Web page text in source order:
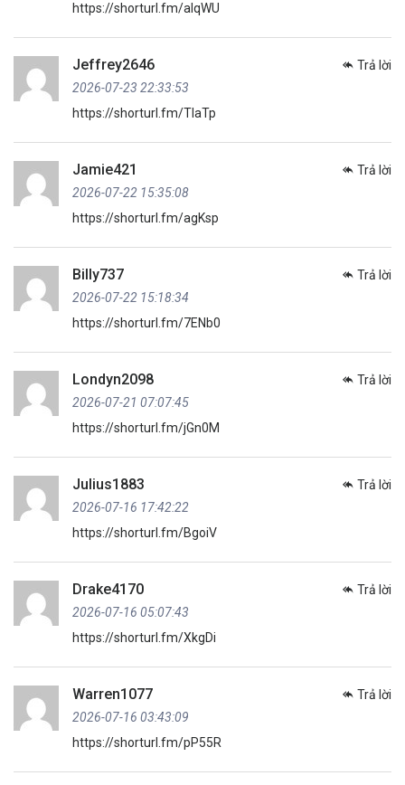
https://shorturl.fm/aIqWU
Jeffrey2646
2026-07-23 22:33:53
Trả lời
https://shorturl.fm/TlaTp
Jamie421
2026-07-22 15:35:08
Trả lời
https://shorturl.fm/agKsp
Billy737
2026-07-22 15:18:34
Trả lời
https://shorturl.fm/7ENb0
Londyn2098
2026-07-21 07:07:45
Trả lời
https://shorturl.fm/jGn0M
Julius1883
2026-07-16 17:42:22
Trả lời
https://shorturl.fm/BgoiV
Drake4170
2026-07-16 05:07:43
Trả lời
https://shorturl.fm/XkgDi
Warren1077
2026-07-16 03:43:09
Trả lời
https://shorturl.fm/pP55R